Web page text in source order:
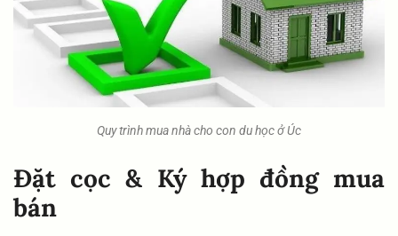
Quy trình mua nhà cho con du học ở Úc
Đặt cọc & Ký hợp đồng mua
bán